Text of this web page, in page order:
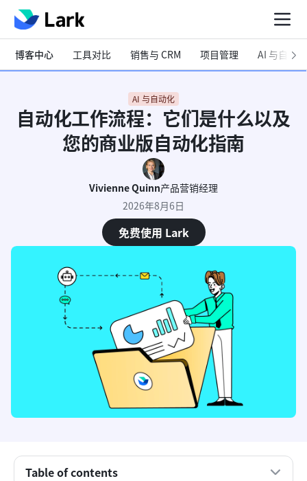
博客中心 工具对比 销售与 CRM 项目管理 AI 与自动化
AI 与自动化
自动化工作流程：它们是什么以及
您的商业版自动化指南
Vivienne Quinn产品营销经理
2026年8月6日
免费使用 Lark
Table of contents
什么是自动化工作流程？基础解析